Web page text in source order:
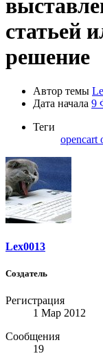
статьей
решение
Автор темы
Дата начала 9
Теги
opencart
Lex0013
Создатель
Регистрация
1 Мар 2012
Сообщения
19